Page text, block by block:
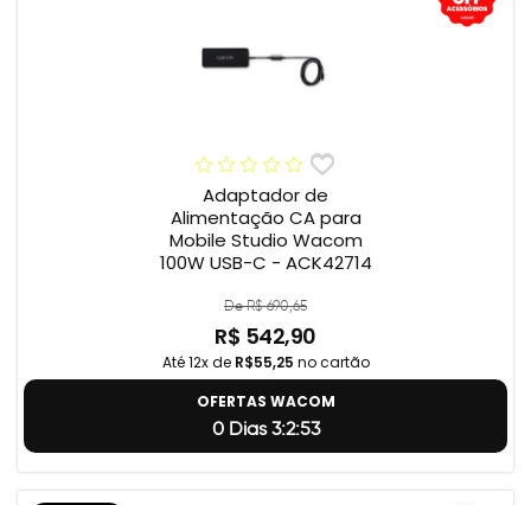
Adaptador de
Alimentação CA para
Mobile Studio Wacom
100W USB-C - ACK42714
De R$ 690,65
R$ 542,90
Até 12x de R$55,25 no cartão
OFERTAS WACOM
0 Dias 3:2:52